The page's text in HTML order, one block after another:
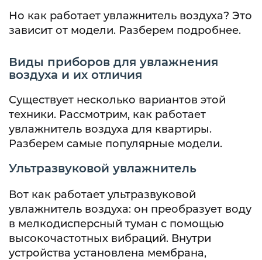
Но как работает увлажнитель воздуха? Это
зависит от модели. Разберем подробнее.
Виды приборов для увлажнения
воздуха и их отличия
Существует несколько вариантов этой
техники. Рассмотрим, как работает
увлажнитель воздуха для квартиры.
Разберем самые популярные модели.
Ультразвуковой увлажнитель
Вот как работает ультразвуковой
увлажнитель воздуха: он преобразует воду
в мелкодисперсный туман с помощью
высокочастотных вибраций. Внутри
устройства установлена мембрана,